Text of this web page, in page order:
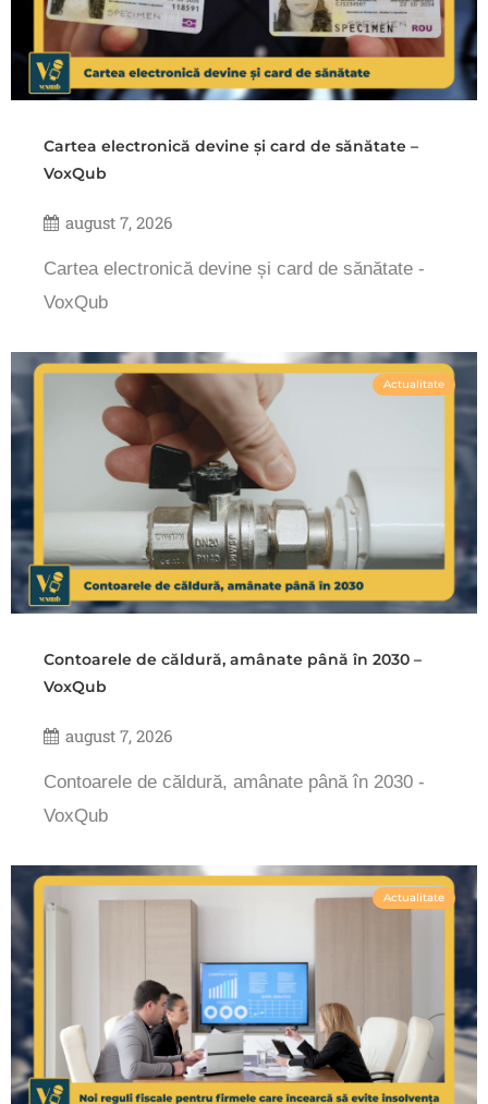
Cartea electronică devine și card de sănătate –
VoxQub
august 7, 2026
Cartea electronică devine și card de sănătate -
VoxQub
Actualitate
Contoarele de căldură, amânate până în 2030 –
VoxQub
august 7, 2026
Contoarele de căldură, amânate până în 2030 -
VoxQub
Actualitate